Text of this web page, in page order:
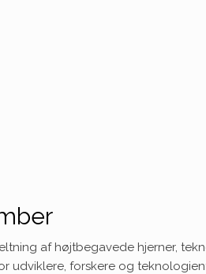
af højtbegavede hjerner,
udviklere, forskere og